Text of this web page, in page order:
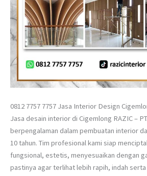
0812 7757 7757 Jasa Interior Design
Jasa desain interior di Cigemlong RAZIC –
berpengalaman dalam pembuatan interior
10 tahun. Tim profesional kami siap
fungsional, estetis, menyesuaikan dengan
pastinya agar terlihat lebih rapih, indah serta